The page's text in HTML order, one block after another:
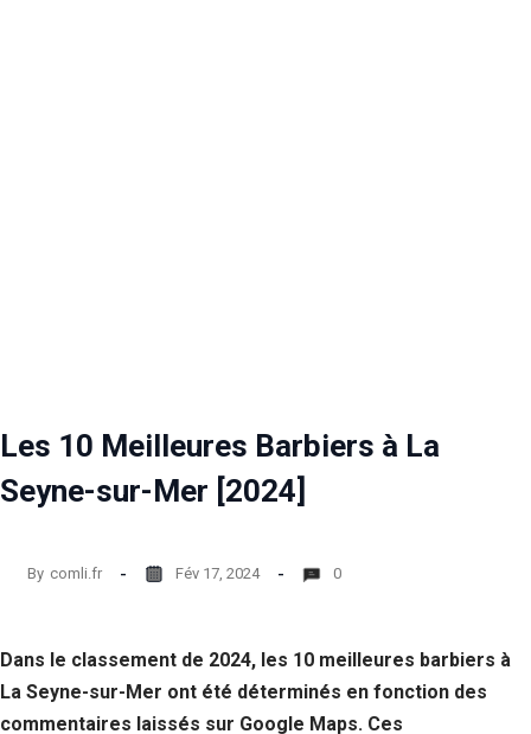
Les 10 Meilleures Barbiers à La
Seyne-sur-Mer [2024]
By comli.fr Fév 17, 2024 0
Dans le classement de 2024, les 10 meilleures barbiers à
La Seyne-sur-Mer ont été déterminés en fonction des
commentaires laissés sur Google Maps. Ces